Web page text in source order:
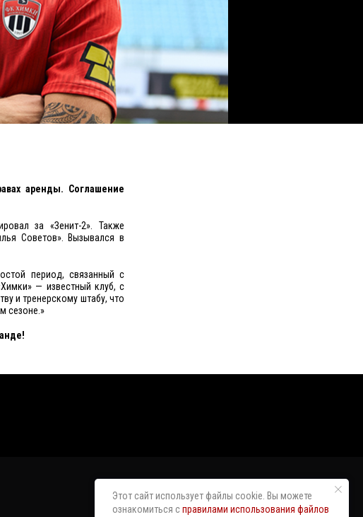
аренды. Соглашение
за «Зенит-2». Также
Советов». Вызывался в
период, связанный с
— известный клуб, с
и тренерскому штабу, что
сезоне.»
Этот сайт использует файлы cookie. Вы можете
ознакомиться справилами использования файлов